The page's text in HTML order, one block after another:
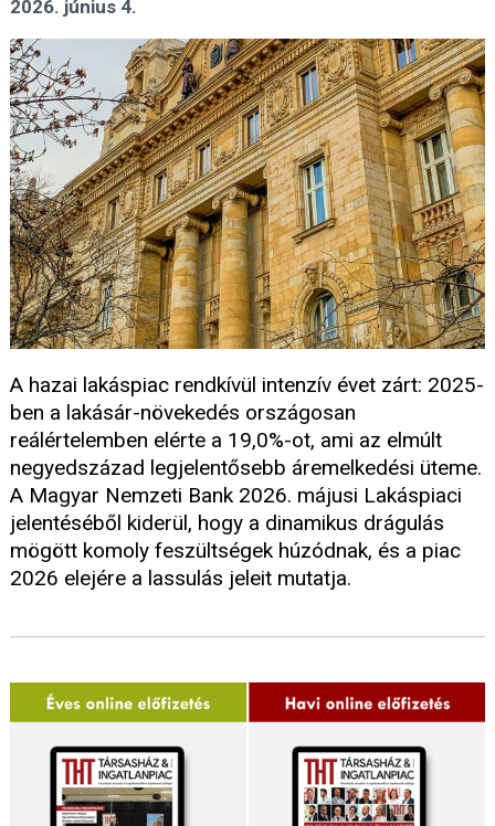
2026. június 4.
A hazai lakáspiac rendkívül intenzív évet zárt: 2025-
ben a lakásár-növekedés országosan
reálértelemben elérte a 19,0%-ot, ami az elmúlt
negyedszázad legjelentősebb áremelkedési üteme.
A Magyar Nemzeti Bank 2026. májusi Lakáspiaci
jelentéséből kiderül, hogy a dinamikus drágulás
mögött komoly feszültségek húzódnak, és a piac
2026 elejére a lassulás jeleit mutatja.